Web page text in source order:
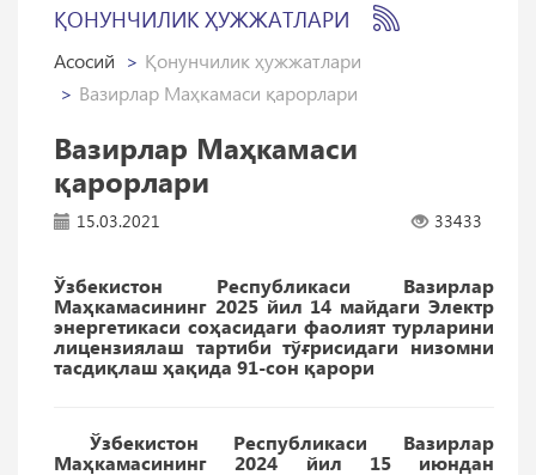
ҚОНУНЧИЛИК ҲУЖЖАТЛАРИ
Асосий
Қонунчилик ҳужжатлари
Вазирлар Маҳкамаси қарорлари
Вазирлар Маҳкамаси
қарорлари
15.03.2021 33433
Ўзбекистон Республикаси Вазирлар
Маҳкамасининг 2025 йил 14 майдаги Электр
энергетикаси соҳасидаги фаолият турларини
лицензиялаш тартиби тўғрисидаги низомни
тасдиқлаш ҳақида 91-сон қарори
Ўзбекистон Республикаси Вазирлар
Маҳкамасининг 2024 йил 15 июндан